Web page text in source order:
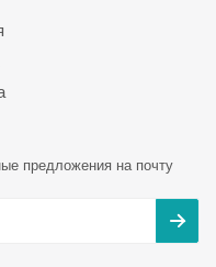
предложения на почту